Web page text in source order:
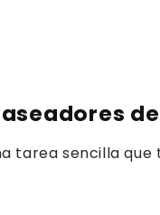
tarea sencilla